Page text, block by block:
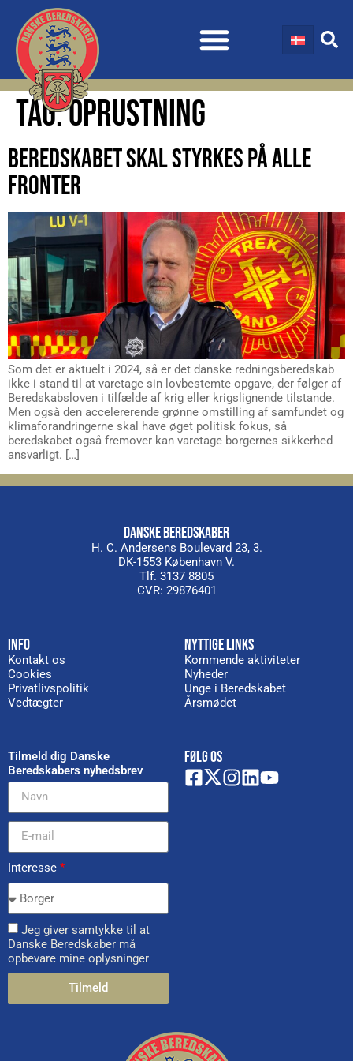
TAG:OPRUSTNING
BEREDSKABET SKAL STYRKES PÅ ALLE
FRONTER
Som det er aktuelt i 2024, så er det danske redningsberedskab
ikke i stand til at varetage sin lovbestemte opgave, der følger af
Beredskabsloven i tilfælde af krig eller krigslignende tilstande.
Men også den accelererende grønne omstilling af samfundet og
klimaforandringerne skal have øget politisk fokus, så
beredskabet også fremover kan varetage borgernes sikkerhed
ansvarligt. […]
DANSKE BEREDSKABER
H. C. Andersens Boulevard 23, 3.
DK-1553 København V.
Tlf. 3137 8805
CVR: 29876401
INFO
Kontakt os
Cookies
Privatlivspolitik
Vedtægter
NYTTIGE LINKS
Kommende aktiviteter
Nyheder
Unge i Beredskabet
Årsmødet
Tilmeld dig Danske
Beredskabers nyhedsbrev
Interesse *
Jeg giver samtykke til at
Danske Beredskaber må
opbevare mine oplysninger
Tilmeld
FØLG OS